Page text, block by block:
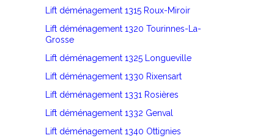
Lift déménagement 1315 Roux-Miroir
Lift déménagement 1320 Tourinnes-La-
Grosse
Lift déménagement 1325 Longueville
Lift déménagement 1330 Rixensart
Lift déménagement 1331 Rosières
Lift déménagement 1332 Genval
Lift déménagement 1340 Ottignies